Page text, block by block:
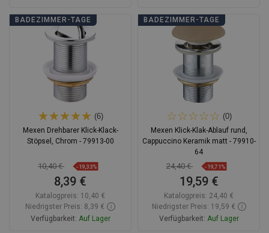
In den Warenkorb
favorite_border Favorit
Vergleichen
In den Warenkorb
favorite_border Favorit
Vergleichen
BADEZIMMER-TAGE
(6)
Mexen Drehbarer Klick-Klack-
Stöpsel, Chrom - 79913-00
10,40 € -19,33%
8,39 €
Katalogpreis: 10,40 €
Niedrigster Preis: 8,39 €
Verfügbarkeit: Auf Lager
BADEZIMMER-TAGE
(0)
Mexen Klick-Klak-Ablauf rund,
Cappuccino Keramik matt - 79910-
64
24,40 € -19,71%
19,59 €
Katalogpreis: 24,40 €
Niedrigster Preis: 19,59 €
Verfügbarkeit: Auf Lager